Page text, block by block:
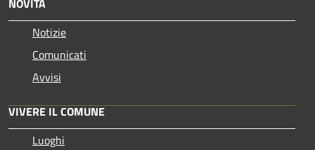
NOVITÀ
Notizie
Comunicati
Avvisi
VIVERE IL COMUNE
Luoghi